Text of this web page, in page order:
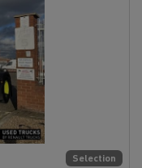
Selection